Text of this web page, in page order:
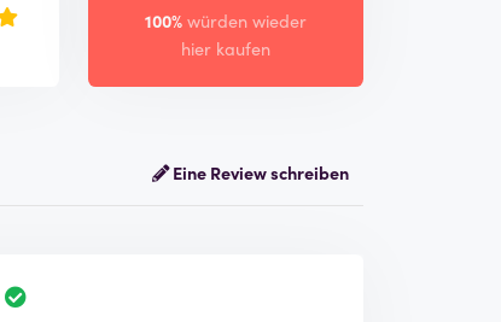
100% würden wieder
hier kaufen
Eine Review schreiben